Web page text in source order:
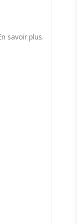
savoir plus.